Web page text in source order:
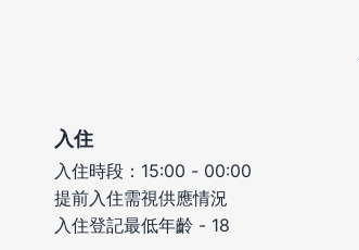
入住
入住時段：15:00 - 00:00
提前入住需視供應情況
入住登記最低年齡 - 18